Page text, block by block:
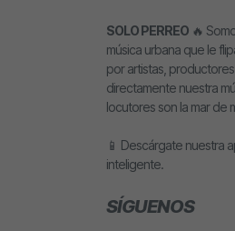
SOLO PERREO 🔥
música urbana que le
por artistas,
directamente nuestra
locutores son la mar de
📱 Descárgate nuestra
inteligente.
SÍGUENOS